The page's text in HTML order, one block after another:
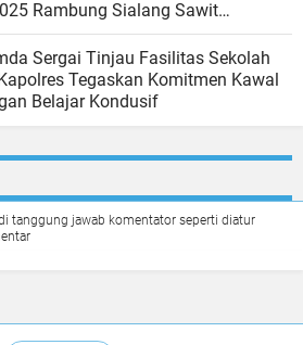
Rambung Sialang Sawit
Sei Rampah
Sergai Tinjau Fasilitas Sekolah
Tegaskan Komitmen Kawal
Belajar Kondusif
tanggung jawab komentator seperti diatur